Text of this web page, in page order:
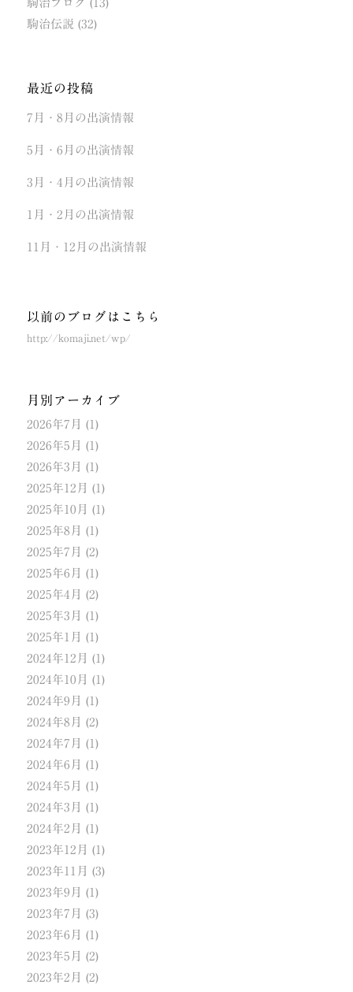
駒治ブログ (13)
駒治伝説 (32)
最近の投稿
7月・8月の出演情報
5月・6月の出演情報
3月・4月の出演情報
1月・2月の出演情報
11月・12月の出演情報
以前のブログはこちら
http://komaji.net/wp/
月別アーカイブ
2026年7月 (1)
2026年5月 (1)
2026年3月 (1)
2025年12月 (1)
2025年10月 (1)
2025年8月 (1)
2025年7月 (2)
2025年6月 (1)
2025年4月 (2)
2025年3月 (1)
2025年1月 (1)
2024年12月 (1)
2024年10月 (1)
2024年9月 (1)
2024年8月 (2)
2024年7月 (1)
2024年6月 (1)
2024年5月 (1)
2024年3月 (1)
2024年2月 (1)
2023年12月 (1)
2023年11月 (3)
2023年9月 (1)
2023年7月 (3)
2023年6月 (1)
2023年5月 (2)
2023年2月 (2)